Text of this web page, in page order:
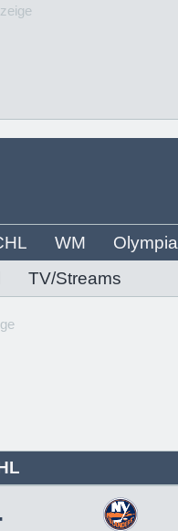
WM Olympia
TV/Streams